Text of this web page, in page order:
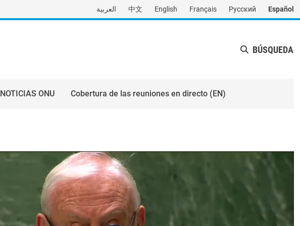
العربية 中文 English Français Русский Español
BÚSQUEDA
NOTICIAS ONU Cobertura de las reuniones en directo (EN)